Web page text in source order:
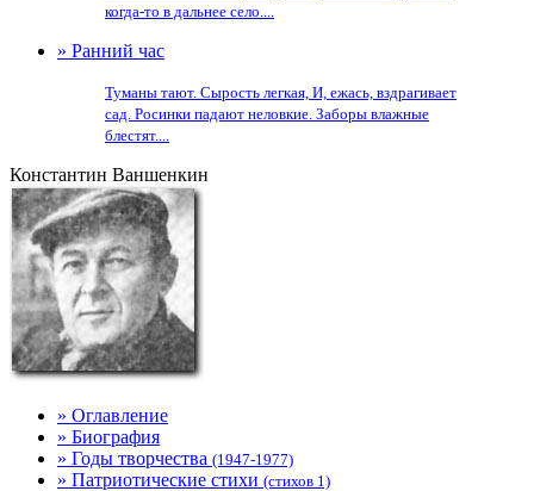
когда-то в дальнее село....
» Ранний час
Туманы тают. Сырость легкая, И, ежась, вздрагивает
сад. Росинки падают неловкие. Заборы влажные
блестят....
Константин Ваншенкин
» Оглавление
» Биография
» Годы творчества (1947-1977)
» Патриотические стихи (стихов 1)